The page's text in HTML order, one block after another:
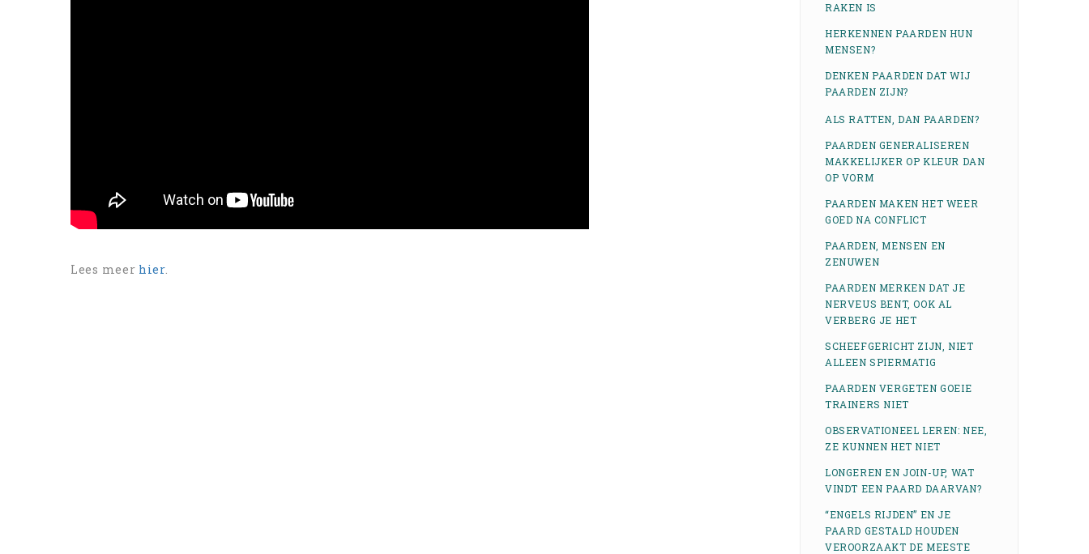
Lees meer hier.
RAKEN IS
HERKENNEN PAARDEN HUN
MENSEN?
DENKEN PAARDEN DAT WIJ
PAARDEN ZIJN?
ALS RATTEN, DAN PAARDEN?
PAARDEN GENERALISEREN
MAKKELIJKER OP KLEUR DAN
OP VORM
PAARDEN MAKEN HET WEER
GOED NA CONFLICT
PAARDEN, MENSEN EN
ZENUWEN
PAARDEN MERKEN DAT JE
NERVEUS BENT, OOK AL
VERBERG JE HET
SCHEEFGERICHT ZIJN, NIET
ALLEEN SPIERMATIG
PAARDEN VERGETEN GOEIE
TRAINERS NIET
OBSERVATIONEEL LEREN: NEE,
ZE KUNNEN HET NIET
LONGEREN EN JOIN-UP, WAT
VINDT EEN PAARD DAARVAN?
“ENGELS RIJDEN” EN JE
PAARD GESTALD HOUDEN
VEROORZAAKT DE MEESTE